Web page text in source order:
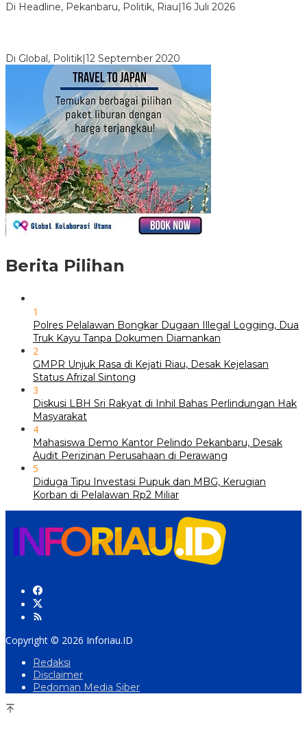
Di Headline, Pekanbaru, Politik, Riau|16 Juli 2026
Di Global, Politik|12 September 2020
Berita Pilihan
1
Polres Pelalawan Bongkar Dugaan Illegal Logging, Dua
Truk Kayu Tanpa Dokumen Diamankan
2
GMPR Unjuk Rasa di Kejati Riau, Desak Kejelasan
Status Afrizal Sintong
3
Diskusi LBH Sri Rakyat di Inhil Bahas Perlindungan Hak
Masyarakat
4
Mahasiswa Demo Kantor Pelindo Pekanbaru, Desak
Audit Perizinan Perusahaan di Perawang
5
Diduga Tipu Investasi Pupuk dan MBG, Kerugian
Korban di Pelalawan Rp2 Miliar
Copyright © 2026 Inforiau.ID
Redaksi
Disclaimer
Pedoman Media Siber